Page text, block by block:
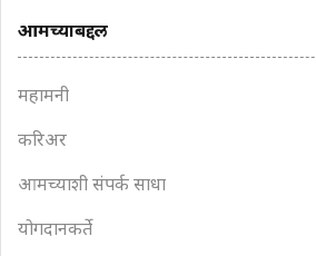
आमच्याबद्दल
महामनी
करिअर
आमच्याशी संपर्क साधा
योगदानकर्ते